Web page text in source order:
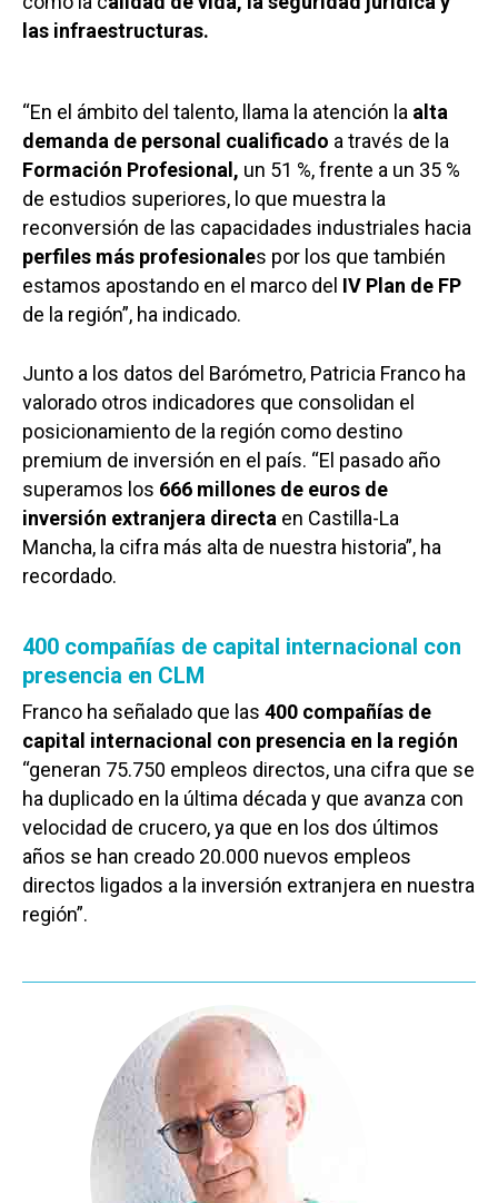
las infraestructuras.
“En el ámbito del talento, llama la atención la alta
demanda de personal cualificado a través de la
Formación Profesional, un 51 %, frente a un 35 %
de estudios superiores, lo que muestra la
reconversión de las capacidades industriales hacia
perfiles más profesionales por los que también
estamos apostando en el marco del IV Plan de FP
de la región”, ha indicado.
Junto a los datos del Barómetro, Patricia Franco ha
valorado otros indicadores que consolidan el
posicionamiento de la región como destino
premium de inversión en el país. “El pasado año
superamos los 666 millones de euros de
inversión extranjera directa en Castilla-La
Mancha, la cifra más alta de nuestra historia”, ha
recordado.
400 compañías de capital internacional con
presencia en CLM
Franco ha señalado que las 400 compañías de
capital internacional con presencia en la región
“generan 75.750 empleos directos, una cifra que se
ha duplicado en la última década y que avanza con
velocidad de crucero, ya que en los dos últimos
años se han creado 20.000 nuevos empleos
directos ligados a la inversión extranjera en nuestra
región”.